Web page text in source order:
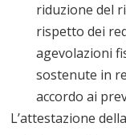
riduzione del
rispetto dei
agevolazioni
sostenute in
accordo ai
L’attestazione